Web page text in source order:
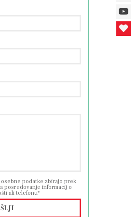
središča,
podatke zbirajo prek
posredovanje informacij o
ali telefonu*